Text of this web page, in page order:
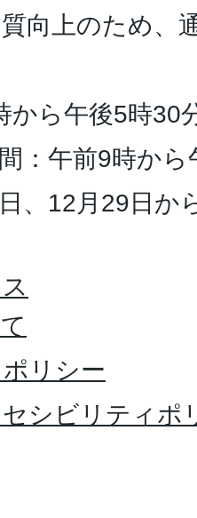
向上のため、
から午後5時30
：午前9時か
日、12月29日
リシー
シビリティポ